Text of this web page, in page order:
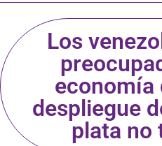
Los
economía
despliegue
plata no